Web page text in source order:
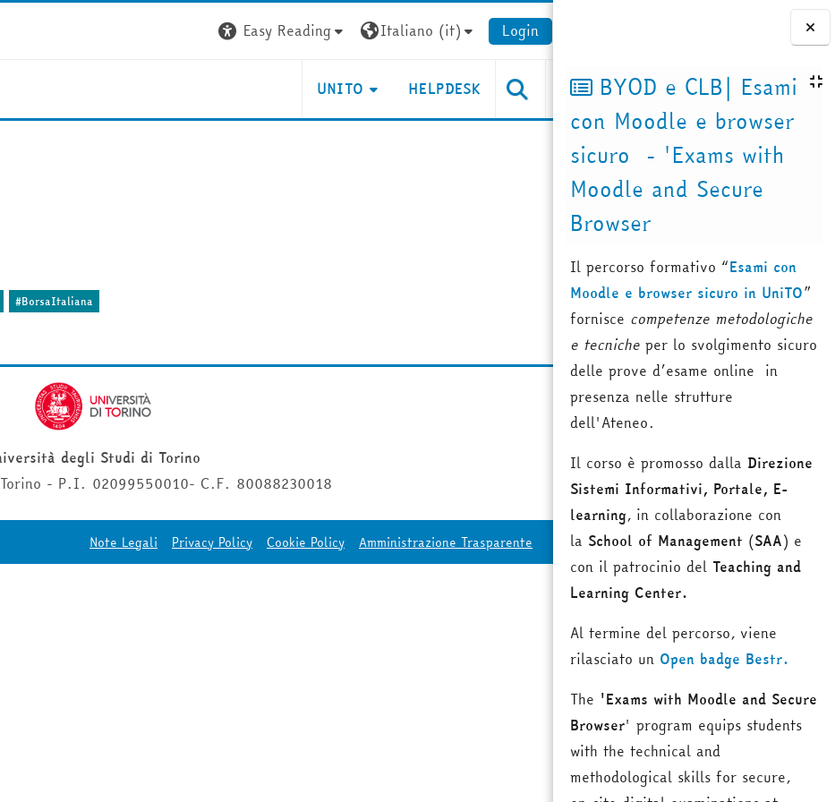
Blocchi
BYOD e CLB| Esami
con Moodle e browser
sicuro - 'Exams with
Moodle and Secure
Browser
Il percorso formativo “Esami con
Moodle e browser sicuro in UniTO”
fornisce competenze metodologiche
e tecniche per lo svolgimento sicuro
delle prove d’esame online in
presenza nelle strutture
dell'Ateneo.
Il corso è promosso dalla Direzione
Sistemi Informativi, Portale, E-
learning, in collaborazione con
la School of Management (SAA) e
con il patrocinio del Teaching and
Learning Center.
Al termine del percorso, viene
rilasciato un Open badge Bestr.
The 'Exams with Moodle and Secure
Browser' program equips students
with the technical and
methodological skills for secure,
Easy Reading Italiano ‎(it)‎ Login
UNITO HELPDESK
#BorsaItaliana
degli Studi di Torino
- P.I. 02099550010- C.F. 80088230018
Note Legali Privacy Policy Cookie Policy Amministrazione Trasparente